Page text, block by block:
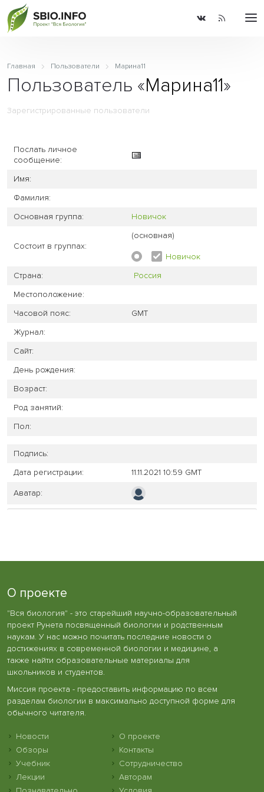
Главная Пользователи Марина11
Пользователь «Марина11»
Зарегистрированные пользователи
Послать личное
сообщение:
Имя:
Фамилия:
Основная группа:
Новичок
Состоит в группах:
(основная)
Новичок
Страна:
Россия
Местоположение:
Часовой пояс:
GMT
Журнал:
Сайт:
День рождения:
Возраст:
Род занятий:
Пол:
Подпись:
Дата регистрации:
11.11.2021 10:59 GMT
Аватар:
О проекте
"Вся биология" - это старейший научно-образовательный
проект Рунета посвященный биологии и родственным
наукам. У нас можно почитать последние новости о
достижениях в современной биологии и медицине, а
также найти образовательные материалы для
школьников и студентов.
Миссия проекта - предоставить информацию по всем
разделам биологии в максимально доступной форме для
обычного читателя.
Новости
Обзоры
Учебник
Лекции
О проекте
Контакты
Сотрудничество
Авторам